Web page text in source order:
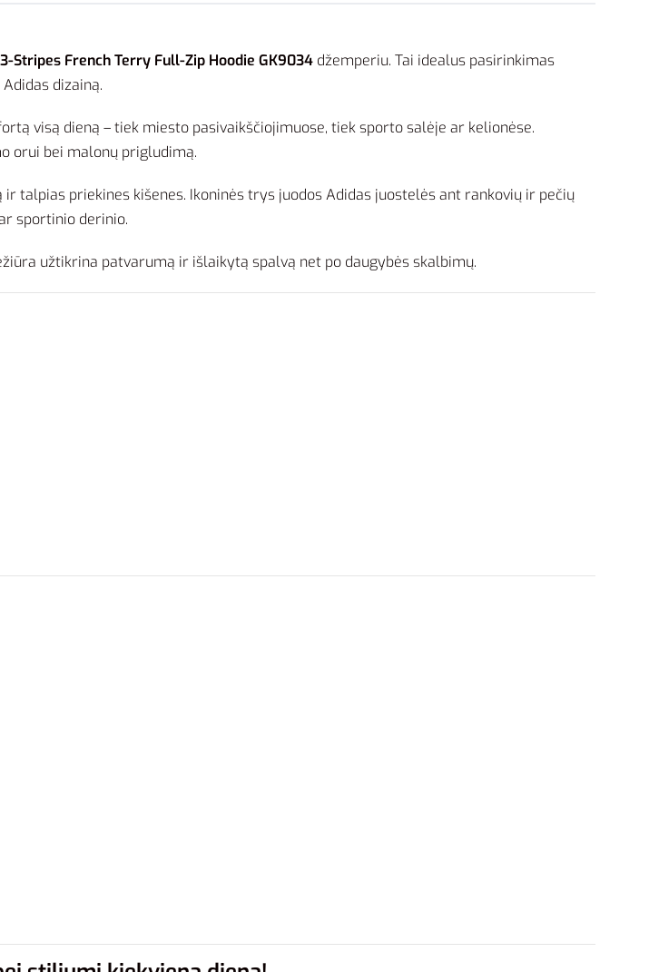
Stripes French Terry Full-Zip Hoodie GK9034 džemperiu. Tai idealus pasirinkimas
dizainą.
visą dieną – tiek miesto pasivaikščiojimuose, tiek sporto salėje ar kelionėse.
orui bei malonų prigludimą.
priekines kišenes. Ikoninės trys juodos Adidas juostelės ant rankovių ir pečių
sportinio derinio.
užtikrina patvarumą ir išlaikytą spalvą net po daugybės skalbimų.